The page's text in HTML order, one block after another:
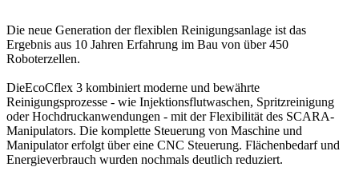
Die neue Generation der flexiblen Reinigungsanlage ist das
Ergebnis aus 10 Jahren Erfahrung im Bau von über 450
Roboterzellen.
DieEcoCflex 3 kombiniert moderne und bewährte
Reinigungsprozesse - wie Injektionsflutwaschen, Spritzreinigung
oder Hochdruckanwendungen - mit der Flexibilität des SCARA-
Manipulators. Die komplette Steuerung von Maschine und
Manipulator erfolgt über eine CNC Steuerung. Flächenbedarf und
Energieverbrauch wurden nochmals deutlich reduziert.